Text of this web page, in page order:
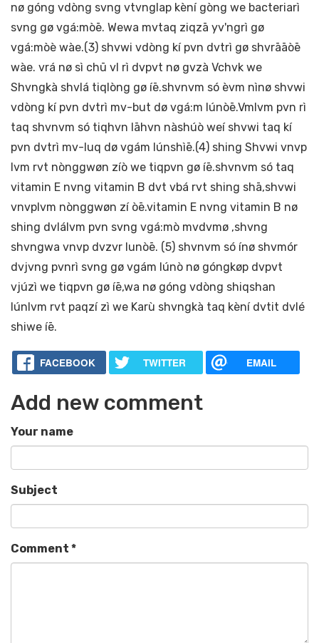
nø góng vdòng svng vtvnglap kèní gòng we bacteriarì
svng gø vgá:mòē. Wewa mvtaq ziqzā yv'ngrì gø
vgá:mòè wàe.(3) shvwi vdòng kí pvn dvtrì gø shvrāāòē
wàe. vrá nø sì chū vl rì dvpvt nø gvzà Vchvk we
Shvngkà shvlá tiqlòng gø íē.shvnvm só èvm nìnø shvwi
vdòng kí pvn dvtrì mv-but dø vgá:m lúnòē.Vmlvm pvn rì
taq shvnvm só tiqhvn lāhvn nàshúò weí shvwi taq kí
pvn dvtrì mv-luq dø vgám lúnshìē.(4) shing Shvwi vnvp
lvm rvt nònggwøn zíò we tiqpvn gø íē.shvnvm só taq
vitamin E nvng vitamin B dvt vbá rvt shing shā,shvwi
vnvplvm nònggwøn zí òē.vitamin E nvng vitamin B nø
shing dvlálvm pvn svng vgá:mò mvdvmø ,shvng
shvngwa vnvp dvzvr lunòē. (5) shvnvm só ínø shvmór
dvjvng pvnrì svng gø vgám lúnò nø góngkøp dvpvt
vjúzì we tiqpvn gø íē,wa nø góng vdòng shiqshan
lúnlvm rvt paqzí zì we Karù shvngkà taq kèní dvtit dvlé
shiwe íē.
FACEBOOK TWITTER EMAIL
Add new comment
Your name
Subject
Comment *